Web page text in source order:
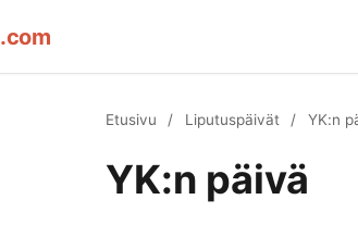
.com
Etusivu / Liputuspäivät / YK:n
YK:n päivä